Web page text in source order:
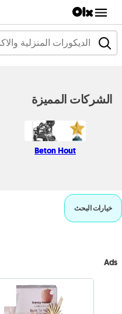
الشركات المميزة
Beton Hout
خيارات البحث
Ads